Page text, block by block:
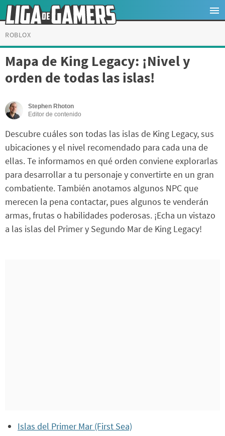
ROBLOX
Mapa de King Legacy: ¡Nivel y
orden de todas las islas!
Stephen Rhoton
Editor de contenido
Descubre cuáles son todas las islas de King Legacy, sus
ubicaciones y el nivel recomendado para cada una de
ellas. Te informamos en qué orden conviene explorarlas
para desarrollar a tu personaje y convertirte en un gran
combatiente. También anotamos algunos NPC que
merecen la pena contactar, pues algunos te venderán
armas, frutas o habilidades poderosas. ¡Echa un vistazo
a las islas del Primer y Segundo Mar de King Legacy!
Islas del Primer Mar (First Sea)